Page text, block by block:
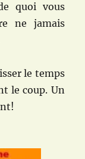
quoi vous
ne jamais
le temps
le coup. Un